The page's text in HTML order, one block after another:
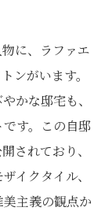
に、ラファエ
ンがいます。
かな邸宅も、
す。この自邸
されており、
イクタイル、
主義の観点か